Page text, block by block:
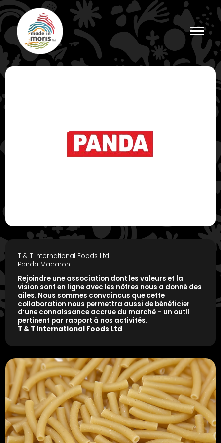
T & T International Foods Ltd.
Panda Macaroni
Rejoindre une association dont les valeurs et la
vision sont en ligne avec les nôtres nous a donné des
ailes. Nous sommes convaincus que cette
collaboration nous permettra aussi de bénéficier
d’une connaissance accrue du marché – un outil
pertinent par rapport à nos activités.
T & T International Foods Ltd